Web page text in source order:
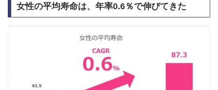
女性の平均寿命は、年率0.6％で伸びてきた